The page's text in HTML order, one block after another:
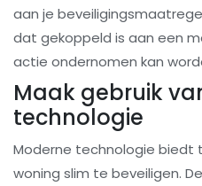
aan je
dat gekoppeld is aan een
actie ondernomen kan
Maak gebruik
technologie
Moderne technologie biedt
woning slim te beveiligen.